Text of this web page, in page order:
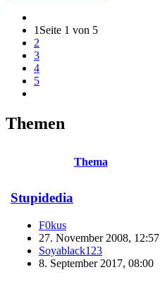
1 Seite 1 von 5
2
3
4
5
Themen
Thema
Stupidedia
F0kus
27. November 2008, 12:57
Soyablack123
8. September 2017, 08:00